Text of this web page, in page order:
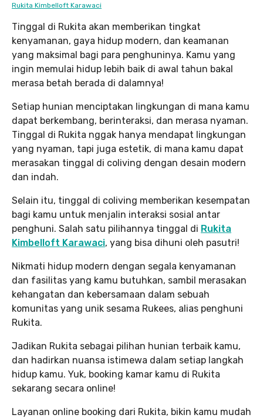
Rukita Kimbelloft Karawaci
Tinggal di Rukita akan memberikan tingkat
kenyamanan, gaya hidup modern, dan keamanan
yang maksimal bagi para penghuninya. Kamu yang
ingin memulai hidup lebih baik di awal tahun bakal
merasa betah berada di dalamnya!
Setiap hunian menciptakan lingkungan di mana kamu
dapat berkembang, berinteraksi, dan merasa nyaman.
Tinggal di Rukita nggak hanya mendapat lingkungan
yang nyaman, tapi juga estetik, di mana kamu dapat
merasakan tinggal di coliving dengan desain modern
dan indah.
Selain itu, tinggal di coliving memberikan kesempatan
bagi kamu untuk menjalin interaksi sosial antar
penghuni. Salah satu pilihannya tinggal di Rukita
Kimbelloft Karawaci, yang bisa dihuni oleh pasutri!
Nikmati hidup modern dengan segala kenyamanan
dan fasilitas yang kamu butuhkan, sambil merasakan
kehangatan dan kebersamaan dalam sebuah
komunitas yang unik sesama Rukees, alias penghuni
Rukita.
Jadikan Rukita sebagai pilihan hunian terbaik kamu,
dan hadirkan nuansa istimewa dalam setiap langkah
hidup kamu. Yuk, booking kamar kamu di Rukita
sekarang secara online!
Layanan online booking dari Rukita, bikin kamu mudah